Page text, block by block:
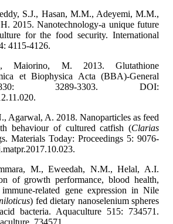
S.J., Hasan, M.M., Adeyemi, M.M.,
2015. Nanotechnology-a unique future
for the food security. International
4115-4126.
Maiorino, M. 2013. Glutathione
et Biophysica Acta (BBA)-General
3289-3303. DOI:
Agarwal, A. 2018. Nanoparticles as feed
behaviour of cultured catfish (Clarias
Materials Today: Proceedings 5: 9076-
M., Eweedah, N.M., Helal, A.I.
of growth performance, blood health,
related gene expression in Nile
) fed dietary nanoselenium spheres
bacteria. Aquaculture 515: 734571.
734571.